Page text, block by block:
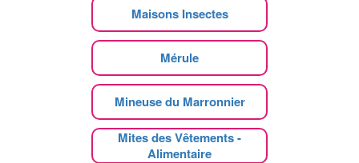
Maisons Insectes
Mérule
Mineuse du Marronnier
Mites des Vêtements -
Alimentaire